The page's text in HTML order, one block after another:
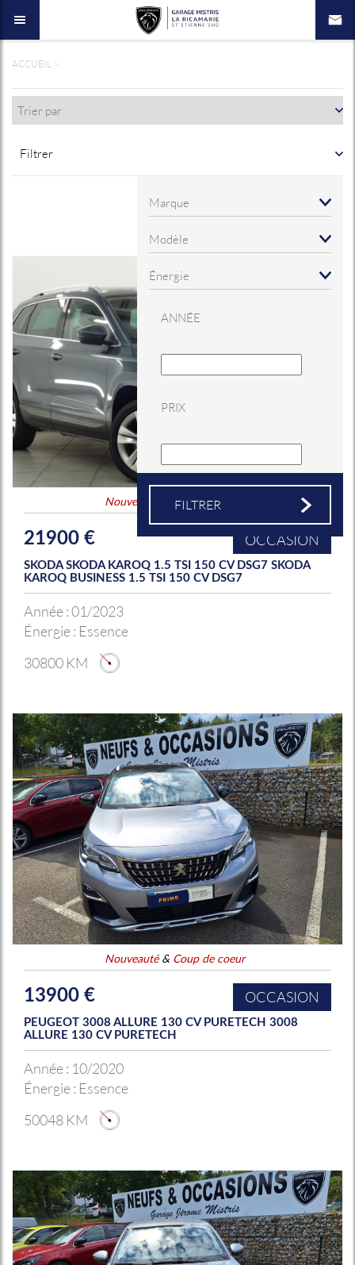
ACCUEIL
Filtrer
ANNÉE
PRIX
Nouveauté Coup de coeur
21900 € OCCASION
SKODA SKODA KAROQ 1.5 TSI 150 CV DSG7 SKODA
KAROQ BUSINESS 1.5 TSI 150 CV DSG7
Année :01/2023
Énergie : Essence
30800 KM
Nouveauté& Coup de coeur
13900 € OCCASION
PEUGEOT 3008 ALLURE 130 CV PURETECH 3008
ALLURE 130 CV PURETECH
Année : 10/2020
Énergie : Essence
50048 KM